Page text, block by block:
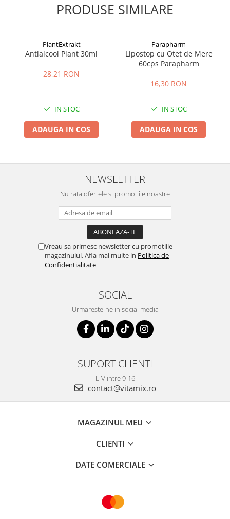
PRODUSE SIMILARE
PlantExtrakt
Antialcool Plant 30ml
28,21 RON
IN STOC
ADAUGA IN COS
Parapharm
Lipostop cu Otet de Mere
60cps Parapharm
16,30 RON
IN STOC
ADAUGA IN COS
NEWSLETTER
Nu rata ofertele si promotiile noastre
Vreau sa primesc newsletter cu promotiile
magazinului. Afla mai multe in Politica de
Confidentialitate
SOCIAL
Urmareste-ne in social media
SUPORT CLIENTI
L-V intre 9-16
contact@vitamix.ro
MAGAZINUL MEU
CLIENTI
DATE COMERCIALE